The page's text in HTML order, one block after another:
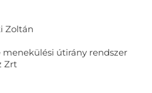
Zoltán
menekülési útirány rendszer
Zrt